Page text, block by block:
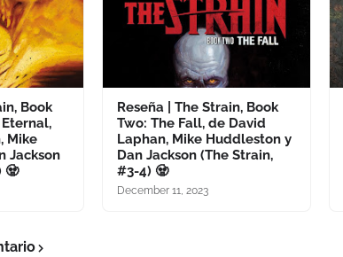
Book
Mike
Jackson
🧟
Reseña | The Strain, Book
Two: The Fall, de David
Laphan, Mike Huddleston y
Dan Jackson (The Strain,
#3-4) 🧟
December 11, 2023